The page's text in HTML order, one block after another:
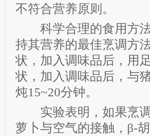
不符合营养原则。
科学合理的食用方法
持其营养的最佳烹调方
状，加入调味品后，用
状，加入调味品后，与
炖15~20分钟。
实验表明，如果烹调
萝卜与空气的接触，β-